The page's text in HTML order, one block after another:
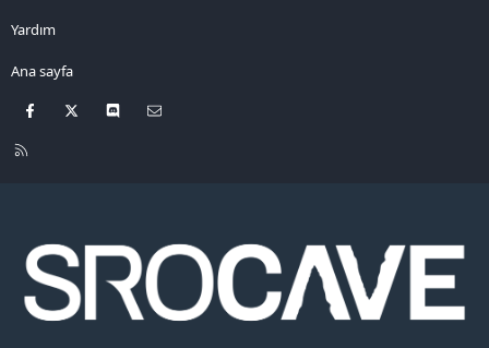
Yardım
Ana sayfa
Facebook Discord
R